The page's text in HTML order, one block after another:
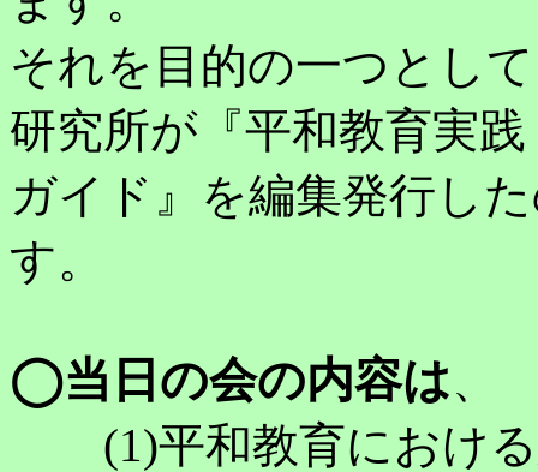
それを目的の一つとし
研究所が『平和教育実践
ガイド』を編集発行し
す。
◯当日の会の内容は
(1)平和教育における